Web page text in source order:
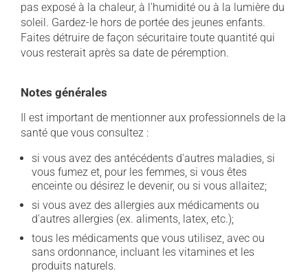
pas exposé à la chaleur, à l'humidité ou à la lumière du
soleil. Gardez-le hors de portée des jeunes enfants.
Faites détruire de façon sécuritaire toute quantité qui
vous resterait après sa date de péremption.
Notes générales
Il est important de mentionner aux professionnels de la
santé que vous consultez :
si vous avez des antécédents d'autres maladies, si
vous fumez et, pour les femmes, si vous êtes
enceinte ou désirez le devenir, ou si vous allaitez;
si vous avez des allergies aux médicaments ou
d'autres allergies (ex. aliments, latex, etc.);
tous les médicaments que vous utilisez, avec ou
sans ordonnance, incluant les vitamines et les
produits naturels.